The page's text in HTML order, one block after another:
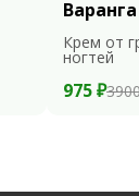
Варанга
Крем от
ногтей
975 ₽